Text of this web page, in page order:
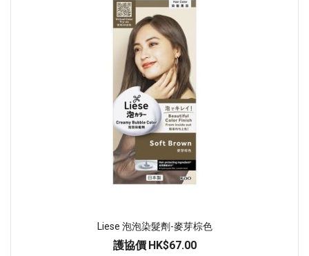
Liese 泡泡染髮劑-麥芽棕色
護協價 HK$67.00